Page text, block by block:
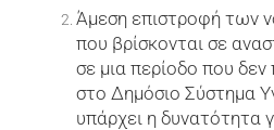
Άμεση επιστροφή των
που βρίσκονται σε
σε μια περίοδο που δεν
στο Δημόσιο Σύστημα
υπάρχει η δυνατότητα